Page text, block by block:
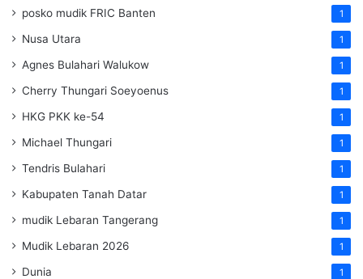
posko mudik FRIC Banten 1
Nusa Utara 1
Agnes Bulahari Walukow 1
Cherry Thungari Soeyoenus 1
HKG PKK ke-54 1
Michael Thungari 1
Tendris Bulahari 1
Kabupaten Tanah Datar 1
mudik Lebaran Tangerang 1
Mudik Lebaran 2026 1
Dunia 1